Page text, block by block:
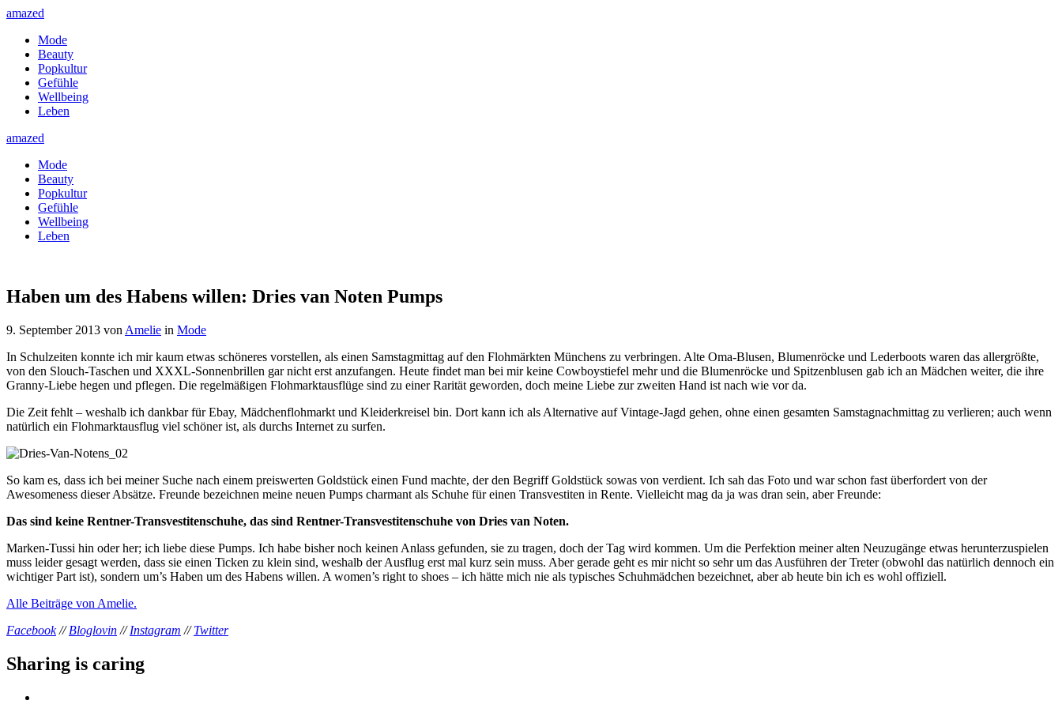
amazed
Mode
Beauty
Popkultur
Gefühle
Wellbeing
Leben
amazed
Mode
Beauty
Popkultur
Gefühle
Wellbeing
Leben
Haben um des Habens willen: Dries van Noten Pumps
9. September 2013 von Amelie in Mode
In Schulzeiten konnte ich mir kaum etwas schöneres vorstellen, als einen Samstagmittag auf den Flohmärkten Münchens zu verbringen. Alte Oma-Blusen, Blumenröcke und Lederboots waren das allergrößte,
von den Slouch-Taschen und XXXL-Sonnenbrillen gar nicht erst anzufangen. Heute findet man bei mir keine Cowboystiefel mehr und die Blumenröcke und Spitzenblusen gab ich an Mädchen weiter, die ihre
Granny-Liebe hegen und pflegen. Die regelmäßigen Flohmarktausflüge sind zu einer Rarität geworden, doch meine Liebe zur zweiten Hand ist nach wie vor da.
Die Zeit fehlt – weshalb ich dankbar für Ebay, Mädchenflohmarkt und Kleiderkreisel bin. Dort kann ich als Alternative auf Vintage-Jagd gehen, ohne einen gesamten Samstagnachmittag zu verlieren; auch wenn
natürlich ein Flohmarktausflug viel schöner ist, als durchs Internet zu surfen.
So kam es, dass ich bei meiner Suche nach einem preiswerten Goldstück einen Fund machte, der den Begriff Goldstück sowas von verdient. Ich sah das Foto und war schon fast überfordert von der
Awesomeness dieser Absätze. Freunde bezeichnen meine neuen Pumps charmant als Schuhe für einen Transvestiten in Rente. Vielleicht mag da ja was dran sein, aber Freunde:
Das sind keine Rentner-Transvestitenschuhe, das sind Rentner-Transvestitenschuhe von Dries van Noten.
Marken-Tussi hin oder her; ich liebe diese Pumps. Ich habe bisher noch keinen Anlass gefunden, sie zu tragen, doch der Tag wird kommen. Um die Perfektion meiner alten Neuzugänge etwas herunterzuspielen
muss leider gesagt werden, dass sie einen Ticken zu klein sind, weshalb der Ausflug erst mal kurz sein muss. Aber gerade geht es mir nicht so sehr um das Ausführen der Treter (obwohl das natürlich dennoch ein
wichtiger Part ist), sondern um’s Haben um des Habens willen. A women’s right to shoes – ich hätte mich nie als typisches Schuhmädchen bezeichnet, aber ab heute bin ich es wohl offiziell.
Alle Beiträge von Amelie.
Facebook//Bloglovin //Instagram //Twitter
Sharing is caring